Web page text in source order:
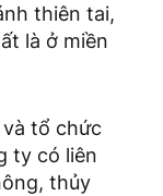
thiên tai,
là ở miền
tổ chức
ty có liên
thủy